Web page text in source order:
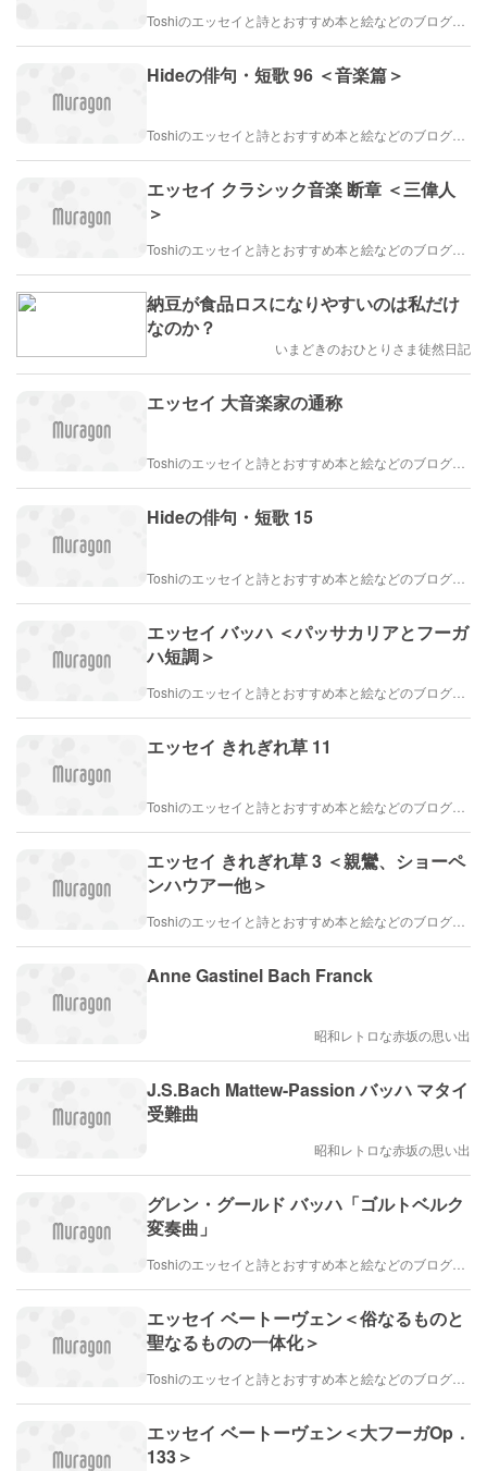
Hideの俳句・短歌 96 ＜音楽篇＞
エッセイ クラシック音楽 断章 ＜三偉人
＞
納豆が食品ロスになりやすいのは私だけ
なのか？
いまどきのおひとりさま徒然日記
エッセイ 大音楽家の通称
Toshiのエッセイと詩とおすすめ本と絵などのブログ by車戸都志春
Hideの俳句・短歌 15
エッセイ バッハ ＜パッサカリアとフーガ
ハ短調＞
エッセイ きれぎれ草 11
エッセイ きれぎれ草 3 ＜親鸞、ショーペ
ンハウアー他＞
Anne Gastinel Bach Franck
昭和レトロな赤坂の思い出
J.S.Bach Mattew-Passion バッハ マタイ
受難曲
昭和レトロな赤坂の思い出
グレン・グールド バッハ「ゴルトベルク
変奏曲」
エッセイ ベートーヴェン＜俗なるものと
聖なるものの一体化＞
エッセイ ベートーヴェン＜大フーガOp．
133＞